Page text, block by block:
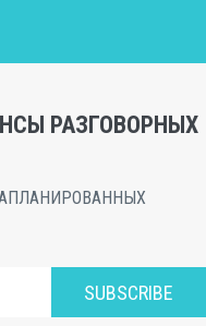
РАЗГОВОРНЫХ
SUBSCRIBE